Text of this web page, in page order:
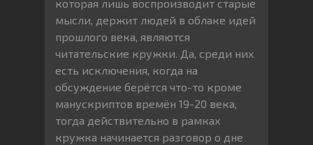
которая лишь воспроизводит старые
мысли, держит людей в облаке идей
прошлого века, являются
читательские кружки. Да, среди них
есть исключения, когда на
обсуждение берётся что-то кроме
манускриптов времён 19-20 века,
тогда действительно в рамках
кружка начинается разговор о дне